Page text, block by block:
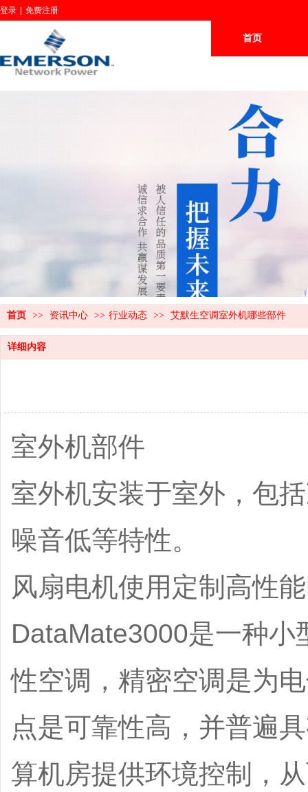
首页
登录 免费注册
首页 >> 资讯中心 >> 行业动态 >> 艾默生空调室外机哪些部件
详细内容
室外机部件
室外机安装于室外，包
噪音低等特性。
风扇电机使用定制高性
DataMate3000是一种
性空调，精密空调是为
点是可靠性高，并普遍
算机房提供环境控制，